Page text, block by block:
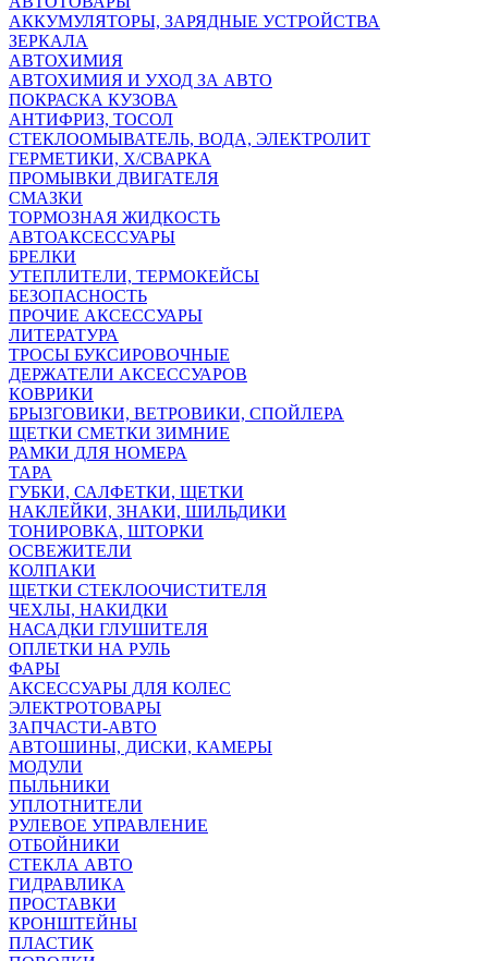
АККУМУЛЯТОРЫ, ЗАРЯДНЫЕ УСТРОЙСТВА
ЗЕРКАЛА
АВТОХИМИЯ
АВТОХИМИЯ И УХОД ЗА АВТО
ПОКРАСКА КУЗОВА
АНТИФРИЗ, ТОСОЛ
СТЕКЛООМЫВАТЕЛЬ, ВОДА, ЭЛЕКТРОЛИТ
ГЕРМЕТИКИ, Х/СВАРКА
ПРОМЫВКИ ДВИГАТЕЛЯ
СМАЗКИ
ТОРМОЗНАЯ ЖИДКОСТЬ
АВТОАКСЕССУАРЫ
БРЕЛКИ
УТЕПЛИТЕЛИ, ТЕРМОКЕЙСЫ
БЕЗОПАСНОСТЬ
ПРОЧИЕ АКСЕССУАРЫ
ЛИТЕРАТУРА
ТРОСЫ БУКСИРОВОЧНЫЕ
ДЕРЖАТЕЛИ АКСЕССУАРОВ
КОВРИКИ
БРЫЗГОВИКИ, ВЕТРОВИКИ, СПОЙЛЕРА
ЩЕТКИ СМЕТКИ ЗИМНИЕ
РАМКИ ДЛЯ НОМЕРА
ТАРА
ГУБКИ, САЛФЕТКИ, ЩЕТКИ
НАКЛЕЙКИ, ЗНАКИ, ШИЛЬДИКИ
ТОНИРОВКА, ШТОРКИ
ОСВЕЖИТЕЛИ
КОЛПАКИ
ЩЕТКИ СТЕКЛООЧИСТИТЕЛЯ
ЧЕХЛЫ, НАКИДКИ
НАСАДКИ ГЛУШИТЕЛЯ
ОПЛЕТКИ НА РУЛЬ
ФАРЫ
АКСЕССУАРЫ ДЛЯ КОЛЕС
ЭЛЕКТРОТОВАРЫ
ЗАПЧАСТИ-АВТО
АВТОШИНЫ, ДИСКИ, КАМЕРЫ
МОДУЛИ
ПЫЛЬНИКИ
УПЛОТНИТЕЛИ
РУЛЕВОЕ УПРАВЛЕНИЕ
ОТБОЙНИКИ
СТЕКЛА АВТО
ГИДРАВЛИКА
ПРОСТАВКИ
КРОНШТЕЙНЫ
ПЛАСТИК